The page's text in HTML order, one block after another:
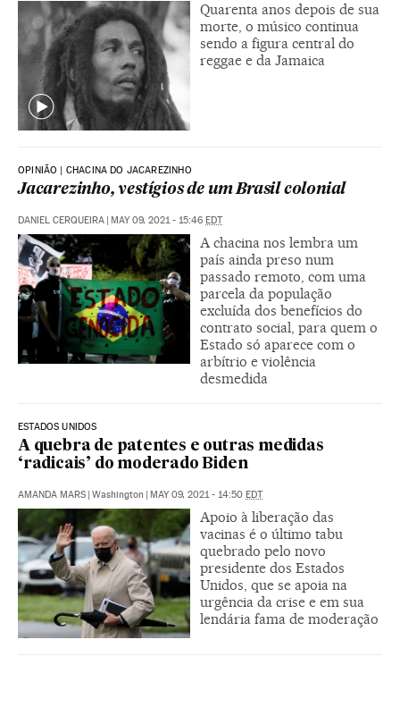
Quarenta anos depois de sua
morte, o músico continua
sendo a figura central do
reggae e da Jamaica
OPINIÃO | CHACINA DO JACAREZINHO
Jacarezinho, vestígios de um Brasil colonial
DANIEL CERQUEIRA MAY 09, 2021 - 15:46 EDT
A chacina nos lembra um
país ainda preso num
passado remoto, com uma
parcela da população
excluída dos benefícios do
contrato social, para quem o
Estado só aparece com o
arbítrio e violência
desmedida
ESTADOS UNIDOS
A quebra de patentes e outras medidas
‘radicais’ do moderado Biden
AMANDA MARS Washington MAY 09, 2021 - 14:50 EDT
Apoio à liberação das
vacinas é o último tabu
quebrado pelo novo
presidente dos Estados
Unidos, que se apoia na
urgência da crise e em sua
lendária fama de moderação